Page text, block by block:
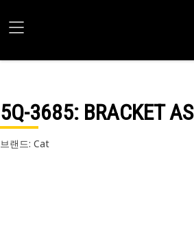
5Q-3685: BRACKET AS
브랜드: Cat